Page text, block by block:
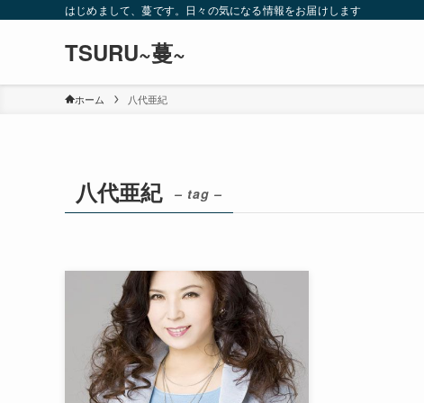
はじめまして、蔓です。日々の気になる情報をお届けします
TSURU~蔓~
ホーム 八代亜紀
八代亜紀 – tag –